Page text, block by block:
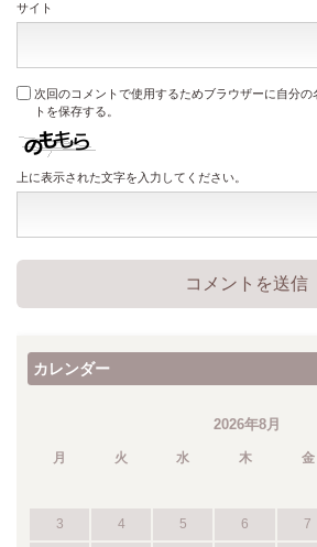
サイト
次回のコメントで使用するためブラウザーに自分の
トを保存する。
上に表示された文字を入力してください。
カレンダー
2026年8月
月 火 水 木 金
3 4 5 6 7